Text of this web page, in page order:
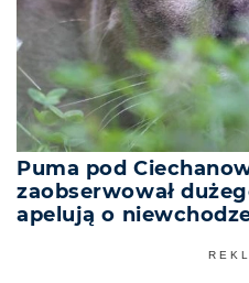
Puma pod
zaobserwował
apelują o